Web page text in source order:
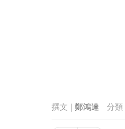
鄭鴻達